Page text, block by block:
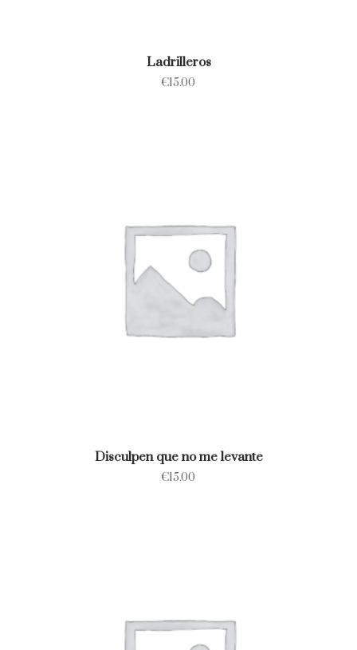
Ladrilleros
€15.00
Disculpen que no me levante
€15.00